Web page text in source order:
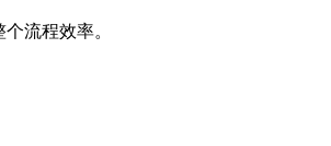
流程效率。